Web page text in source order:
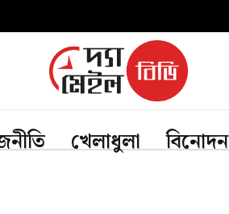
খেলাধুলা বিনোদন